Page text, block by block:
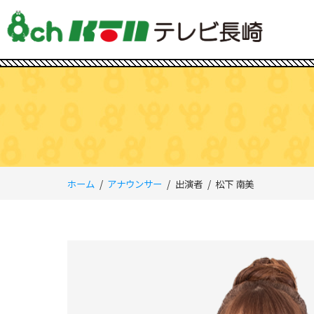
ホーム アナウンサー 出演者 松下 南美